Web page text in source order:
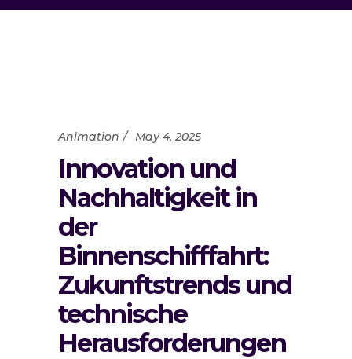
Animation May 4, 2025
Innovation und
Nachhaltigkeit in
der
Binnenschifffahrt:
Zukunftstrends und
technische
Herausforderungen